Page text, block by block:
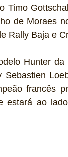
Timo
de Moraes
Rally Baja e
Hunter
francês
ao